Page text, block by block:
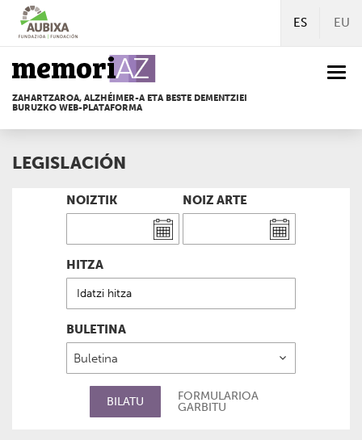
Edukira
zuzenean
joan
ES EU
ZAHARTZAROA, ALZHÉIMER-A ETA BESTE DEMENTZIEI
BURUZKO WEB-PLATAFORMA
LEGISLACIÓN
NOIZTIK NOIZ ARTE
HITZA
BULETINA
BILATU
FORMULARIOA
GARBITU